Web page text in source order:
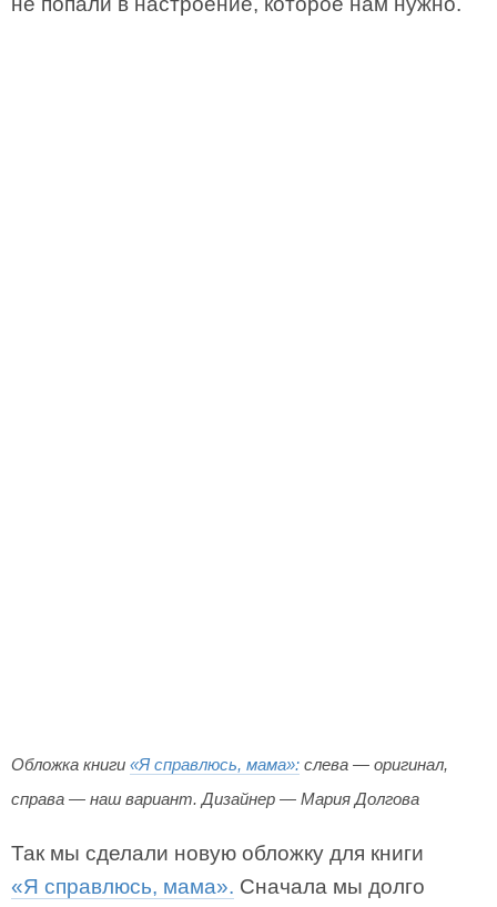
Обложка книги «Я справлюсь, мама»: слева — оригинал,
справа — наш вариант. Дизайнер — Мария Долгова
Так мы сделали новую обложку для книги
«Я справлюсь, мама». Сначала мы долго